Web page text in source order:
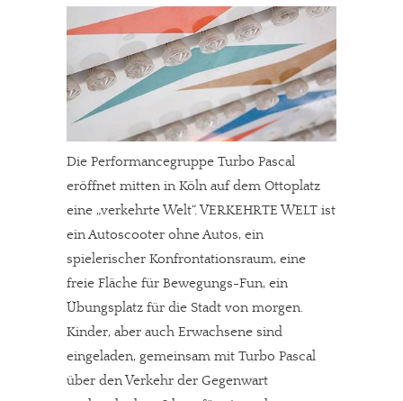
Die Performancegruppe Turbo Pascal
eröffnet mitten in Köln auf dem Ottoplatz
eine „verkehrte Welt“. VERKEHRTE WELT ist
ein Autoscooter ohne Autos, ein
spielerischer Konfrontationsraum, eine
freie Fläche für Bewegungs-Fun, ein
Übungsplatz für die Stadt von morgen.
Kinder, aber auch Erwachsene sind
eingeladen, gemeinsam mit Turbo Pascal
über den Verkehr der Gegenwart